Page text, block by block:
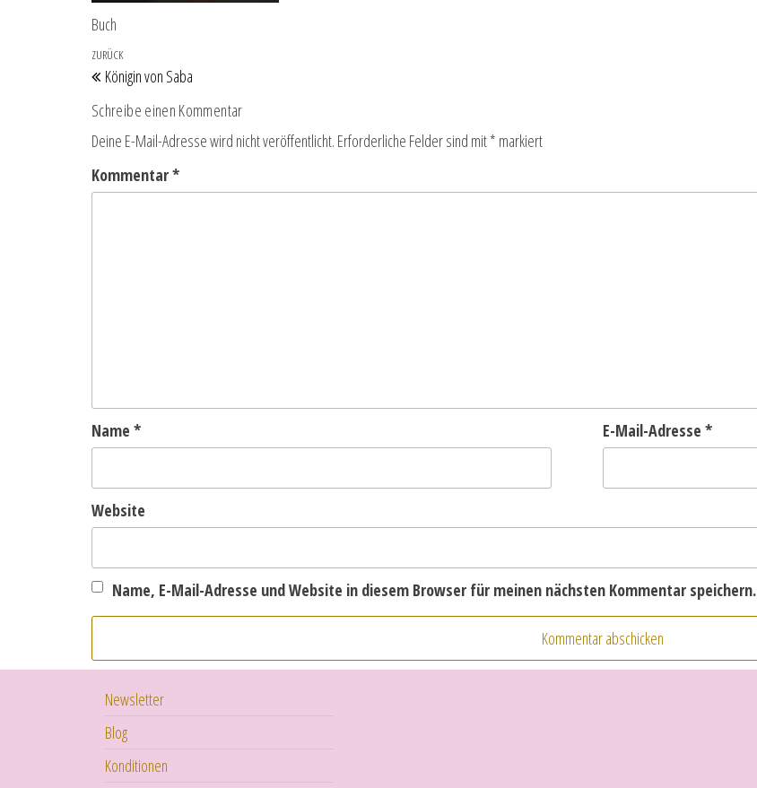
Buch
Beitragsnavigation
Vorheriger Beitrag
ZURÜCK
Königin von Saba
Schreibe einen Kommentar
Deine E-Mail-Adresse wird nicht veröffentlicht. Erforderliche Felder sind mit* markiert
Kommentar*
Name * E-Mail-Adresse *
Website
Name, E-Mail-Adresse und Website in diesem Browser für meinen nächsten Kommentar speichern.
Newsletter
Blog
Konditionen